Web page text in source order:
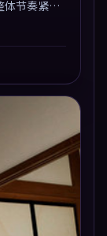
体节奏紧